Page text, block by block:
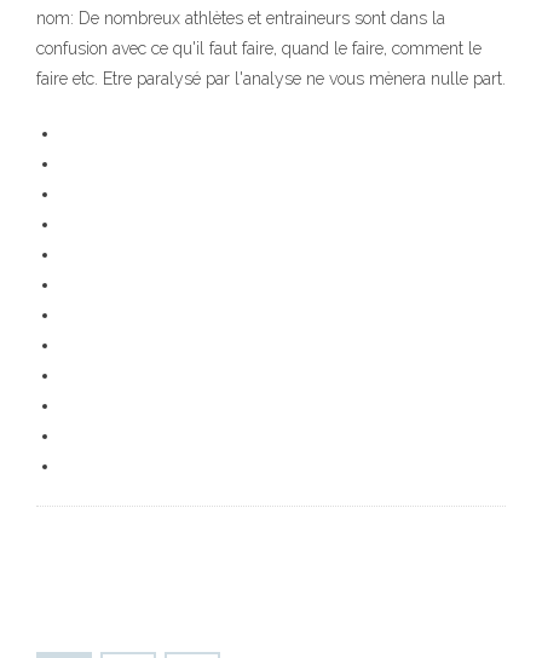
nom: De nombreux athlètes et entraineurs sont dans la
confusion avec ce qu'il faut faire, quand le faire, comment le
faire etc. Etre paralysé par l'analyse ne vous mènera nulle part.